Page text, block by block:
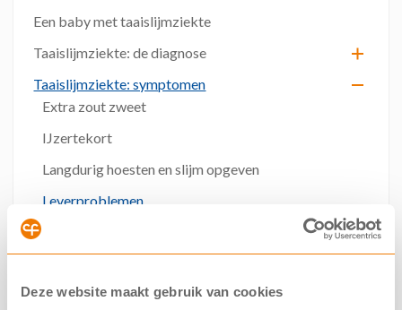
Deze website maakt gebruik van cookies
Een baby met taaislijmziekte
Taaislijmziekte: de diagnose
Taaislijmziekte: symptomen
Extra zout zweet
IJzertekort
Langdurig hoesten en slijm opgeven
Leverproblemen
Moeite met ademhalen